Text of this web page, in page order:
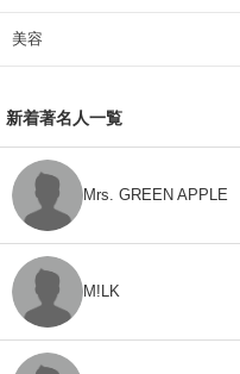
美容
新着著名人一覧
Mrs. GREEN APPLE
M!LK